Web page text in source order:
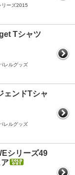
リーズ2015
Tシャツ
レルグッズ
ェンドTシャ
レルグッズ
シリーズ49